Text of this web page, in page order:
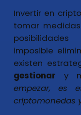
Invertir en
tomar
imposible
existen
gestionar y
empezar, es
criptomonedas